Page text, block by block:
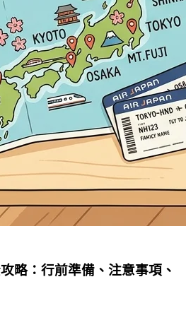
略：行前準備、注意事項、